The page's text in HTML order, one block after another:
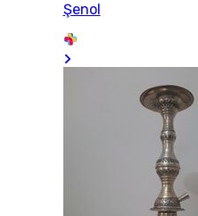
Şenol